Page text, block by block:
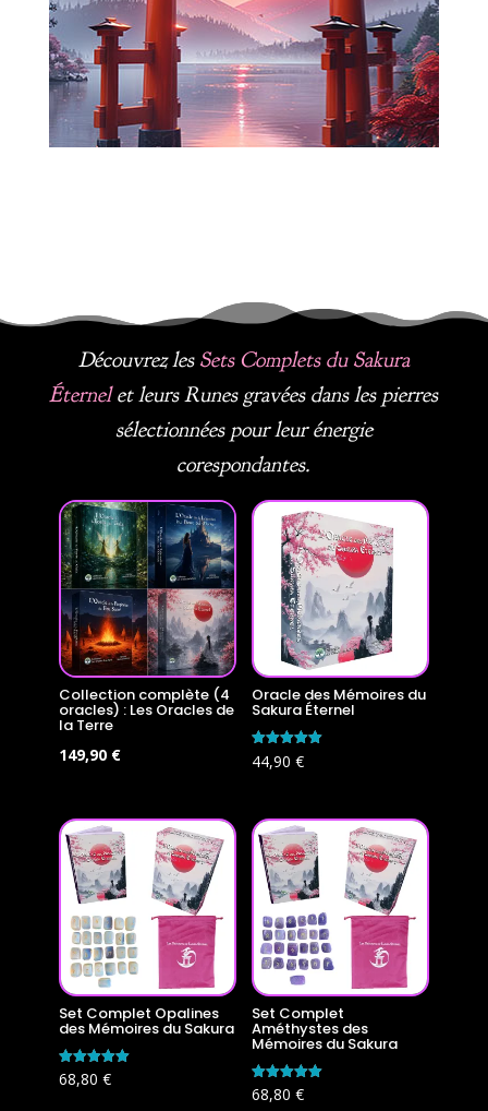
Découvrez les Sets Complets du Sakura
Éternelet leurs Runes gravées dans les pierres
sélectionnées pour leur énergie
corespondantes.
Collection complète (4
oracles) : Les Oracles de
la Terre
Le
était :
179,60 €.
149,90 €Le
est :
149,90 €.
Oracle des Mémoires du
Sakura Éternel
Note
5.00
44,90 €
Set Complet Opalines
des Mémoires du Sakura
Note
5.00
68,80 €
Set Complet
Améthystes des
Mémoires du Sakura
Note
5.00
68,80 €